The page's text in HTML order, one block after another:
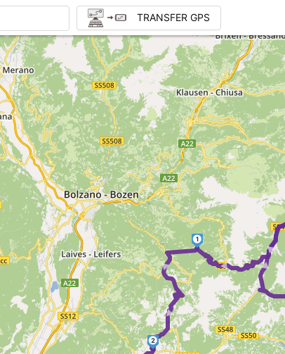
►
► ►
1
2
TRANSFER GPS